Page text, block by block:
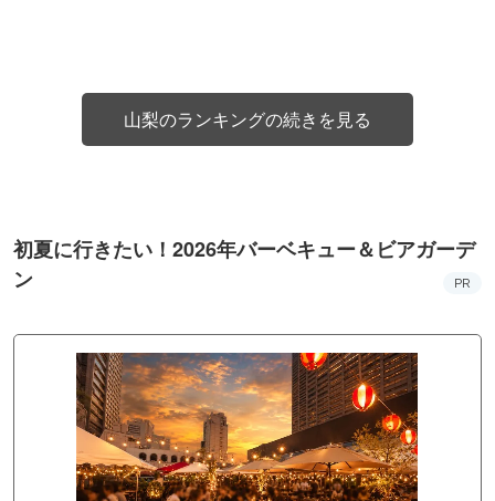
山梨のランキングの続きを見る
初夏に行きたい！2026年バーベキュー＆ビアガーデ
ン
PR